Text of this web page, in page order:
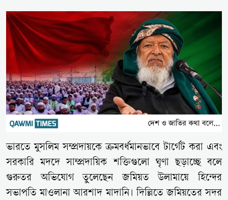
ভারতে মুসলিম সম্প্রদায়কে ক্রমবর্ধমানভাবে টার্গেট করা এবং
সরকারি মদদে সাম্প্রদায়িক শক্তিগুলো ঘৃণা ছড়াচ্ছে বলে
গুরুতর অভিযোগ তুলেছেন জমিয়ত উলামায়ে হিন্দের
সভাপতি মাওলানা আরশাদ মাদানি। দিল্লিতে জমিয়তের সদর